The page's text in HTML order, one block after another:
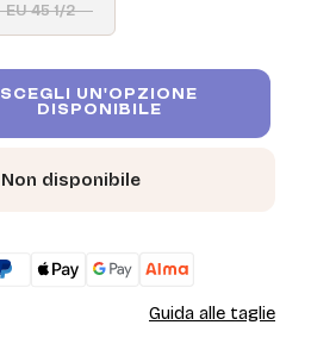
EU 45 1/2
SCEGLI UN'OPZIONE
DISPONIBILE
Non disponibile
Guida alle taglie